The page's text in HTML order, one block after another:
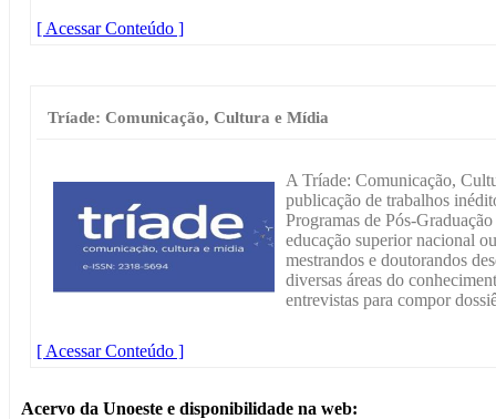
[ Acessar Conteúdo ]
Tríade: Comunicação, Cultura e Mídia
A Tríade: Comunicação,
publicação de trabalhos
Programas de Pós-
educação superior nacional
mestrandos e doutorandos
diversas áreas do
entrevistas para compor
[ Acessar Conteúdo ]
Acervo da Unoeste e disponibilidade na web: